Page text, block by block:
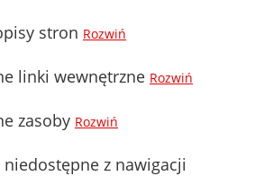
stron Rozwiń
linki wewnętrzne Rozwiń
zasoby Rozwiń
z nawigacji